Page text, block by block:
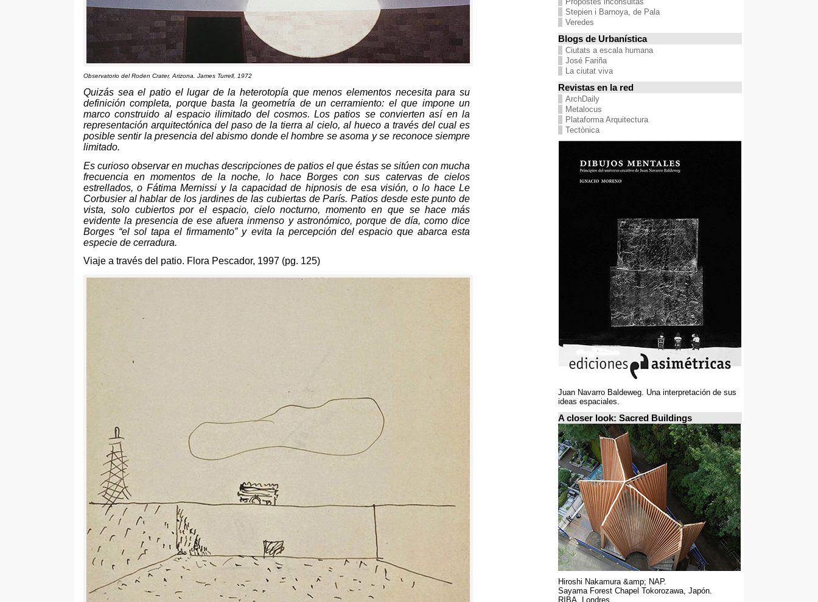
Observatorio del Roden Crater, Arizona . James Turrell, 1972
Quizás sea el patio el lugar de la heterotopía que menos elementos necesita para su
definición completa, porque basta la geometría de un cerramiento: el que impone un
marco construido al espacio ilimitado del cosmos.Los patios se convierten así en la
representación arquitectónica del paso de la tierra al cielo, al hueco a través del cual es
posible sentir la presencia del abismo donde el hombre se asoma y se reconoce siempre
limitado.
Es curioso observar en muchas descripciones de patios el que éstas se sitúen con mucha
frecuencia en momentos de la noche,lo hace Borges con sus catervas de cielos
estrellados,o Fátima Mernissi y la capacidad de hipnosis de esa visión, o lo hace Le
Corbusier al hablar de los jardines de las cubiertas de París.Patios desde este punto de
vista, solo cubiertos por el espacio, cielo nocturno,momento en que se hace más
evidente la presencia de ese afuera inmenso y astronómico, porque de día, como dice
Borges “el sol tapa el firmamento” y evita la percepción del espacio que abarca esta
especie de cerradura.
Viaje a través del patio. Flora Pescador, 1997 (pg. 125)
Stepien i Barnoya, de Pala
Veredes
Blogs de Urbanística
Ciutats a escala humana
José Fariña
La ciutat viva
Revistas en la red
ArchDaily
Metalocus
Plataforma Arquitectura
Tectònica
Juan Navarro Baldeweg. Una interpretación de sus
ideas espaciales.
A closer look: Sacred Buildings
Hiroshi Nakamura &amp; NAP.
Sayama Forest Chapel Tokorozawa, Japón.
RIBA, Londres.